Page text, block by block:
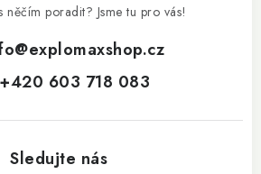
něčím poradit? Jsme tu pro vás!
@explomaxshop.cz
+420 603 718 083